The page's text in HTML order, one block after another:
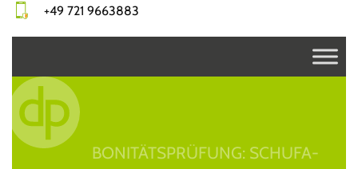
+49 721 9663883
BONITÄTSPRÜFUNG: SCHUFA-